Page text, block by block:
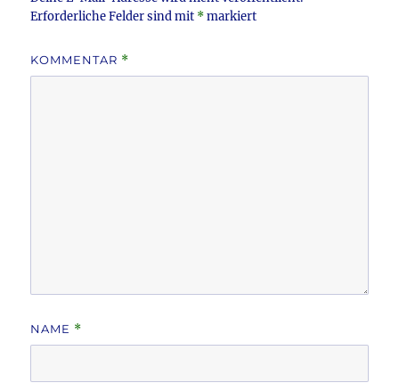
Erforderliche Felder sind mit *markiert
KOMMENTAR *
NAME *